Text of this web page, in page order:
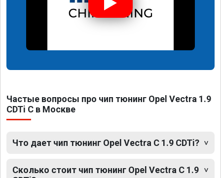
Частые вопросы про чип тюнинг Opel Vectra 1.9
CDTi C в Москве
Что дает чип тюнинг Opel Vectra C 1.9 CDTi?
Сколько стоит чип тюнинг Opel Vectra C 1.9